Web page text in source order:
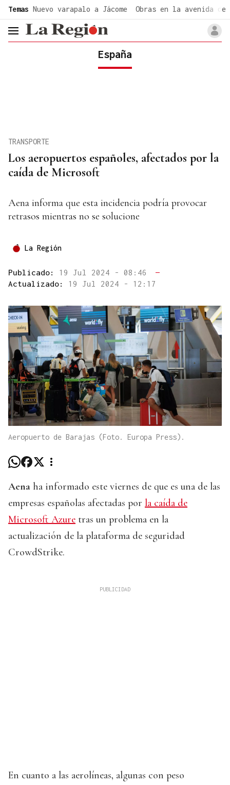
Temas Nuevo varapalo a Jácome Obras en la avenida de
header.menu.open
España
Los aeropuertos españoles, afectados por la
caída de Microsoft
TRANSPORTE
Aena informa que esta incidencia podría provocar
retrasos mientras no se solucione
La Región
Publicado: 19 Jul 2024 - 08:46
—
Actualizado: 19 Jul 2024 - 12:17
Aeropuerto de Barajas (Foto. Europa Press).
Aena ha informado este viernes de que es una de las
empresas españolas afectadas por la caída de
Microsoft Azure tras un problema en la
actualización de la plataforma de seguridad
CrowdStrike.
En cuanto a las aerolíneas, algunas con peso